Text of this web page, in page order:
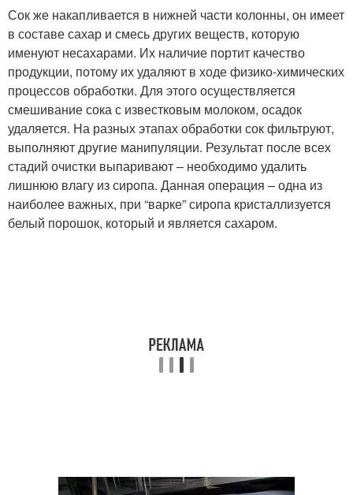
Сок же накапливается в нижней части колонны, он имеет
в составе сахар и смесь других веществ, которую
именуют несахарами. Их наличие портит качество
продукции, потому их удаляют в ходе физико-химических
процессов обработки. Для этого осуществляется
смешивание сока с известковым молоком, осадок
удаляется. На разных этапах обработки сок фильтруют,
выполняют другие манипуляции. Результат после всех
стадий очистки выпаривают – необходимо удалить
лишнюю влагу из сиропа. Данная операция – одна из
наиболее важных, при “варке” сиропа кристаллизуется
белый порошок, который и является сахаром.